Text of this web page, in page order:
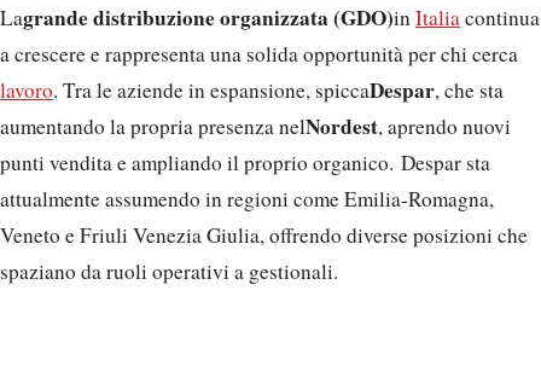
Lagrande distribuzione organizzata (GDO)inItaliacontinua
a crescere e rappresenta una solida opportunità per chi cerca
lavoro. Tra le aziende in espansione, spiccaDespar, che sta
aumentando la propria presenza nelNordest, aprendo nuovi
punti vendita e ampliando il proprio organico. Despar sta
attualmente assumendo in regioni come Emilia-Romagna,
Veneto e Friuli Venezia Giulia, offrendo diverse posizioni che
spaziano da ruoli operativi a gestionali.